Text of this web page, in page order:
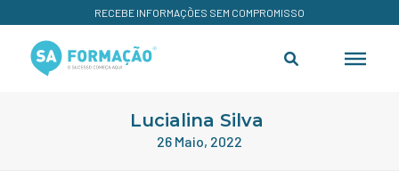
RECEBE INFORMAÇÕES SEM COMPROMISSO
Lucialina Silva
26 Maio, 2022